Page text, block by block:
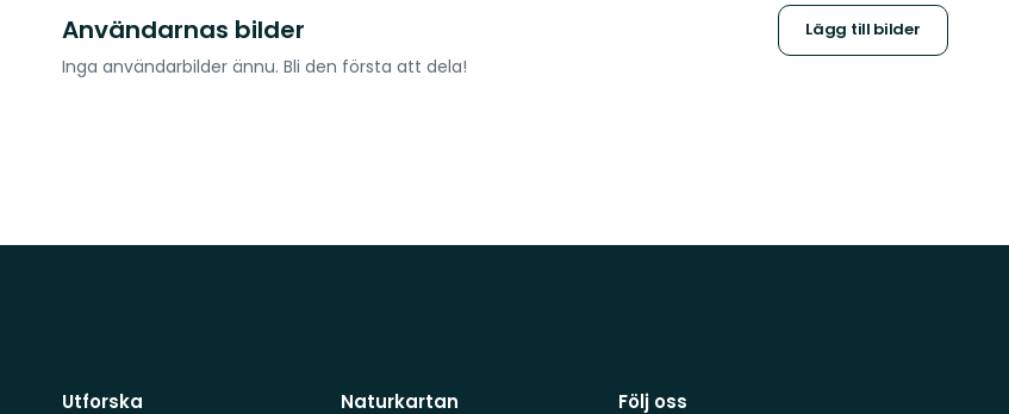
Användarnas bilder Lägg till bilder
Inga användarbilder ännu. Bli den första att dela!
Utforska Naturkartan Följ oss